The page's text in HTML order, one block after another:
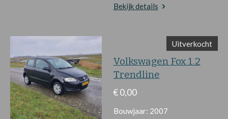
Bekijk details
Uitverkocht
Volkswagen Fox 1.2
Trendline
€ 0,00
Bouwjaar: 2007